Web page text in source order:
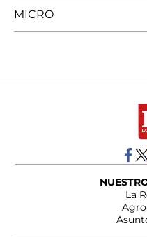
MICRO
La